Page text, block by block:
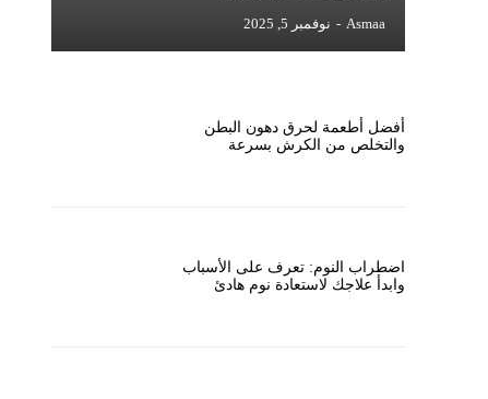
Asmaa
- نوفمبر 5, 2025
أفضل أطعمة لحرق دهون البطن
والتخلص من الكرش بسرعة
اضطراب النوم: تعرف على الأسباب
وابدأ علاجك لاستعادة نوم هادئ